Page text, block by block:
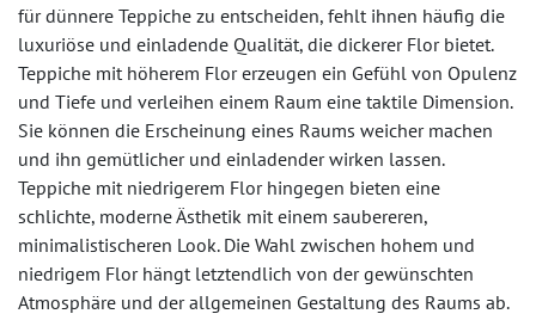
für dünnere Teppiche zu entscheiden, fehlt ihnen häufig die
luxuriöse und einladende Qualität, die dickerer Flor bietet.
Teppiche mit höherem Flor erzeugen ein Gefühl von Opulenz
und Tiefe und verleihen einem Raum eine taktile Dimension.
Sie können die Erscheinung eines Raums weicher machen
und ihn gemütlicher und einladender wirken lassen.
Teppiche mit niedrigerem Flor hingegen bieten eine
schlichte, moderne Ästhetik mit einem saubereren,
minimalistischeren Look. Die Wahl zwischen hohem und
niedrigem Flor hängt letztendlich von der gewünschten
Atmosphäre und der allgemeinen Gestaltung des Raums ab.